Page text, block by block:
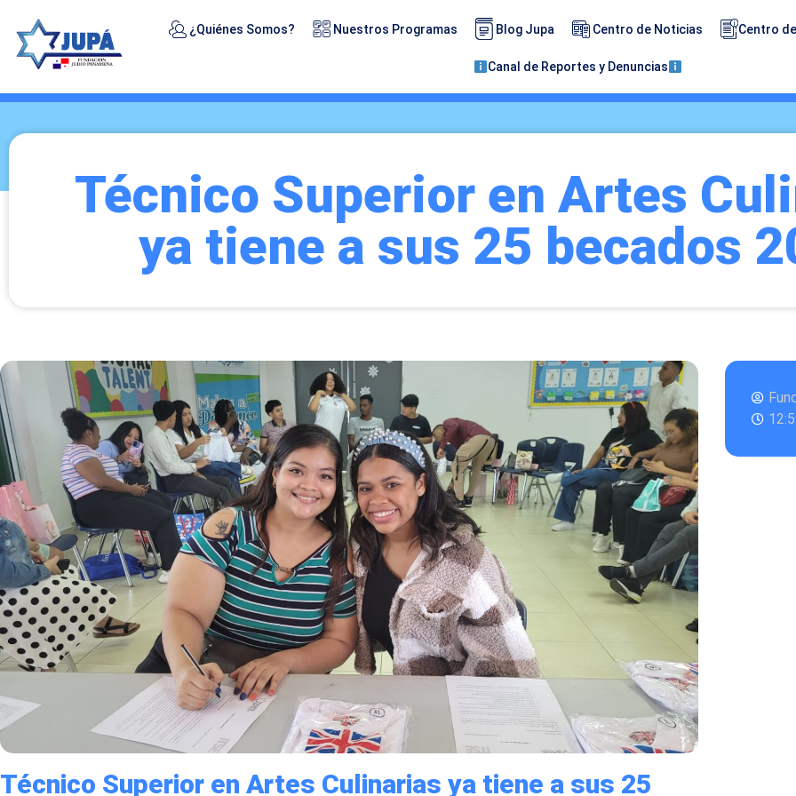
¿Quiénes Somos? Nuestros Programas Blog Jupa Centro de Noticias Centro
Canal de Reportes y Denuncias
Técnico Superior en Artes
ya tiene a sus 25 becados
Técnico Superior en Artes Culinarias ya tiene a sus 25